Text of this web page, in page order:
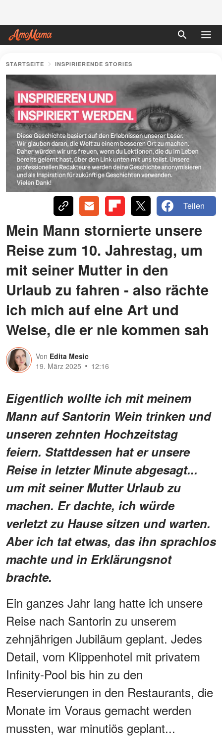
STARTSEITE INSPIRIERENDE STORIES
Teilen
Mein Mann stornierte unsere
Reise zum 10. Jahrestag, um
mit seiner Mutter in den
Urlaub zu fahren - also rächte
ich mich auf eine Art und
Weise, die er nie kommen sah
Von Edita Mesic
19. März 2025
12:16
Eigentlich wollte ich mit meinem
Mann auf Santorin Wein trinken und
unseren zehnten Hochzeitstag
feiern. Stattdessen hat er unsere
Reise in letzter Minute abgesagt...
um mit seiner Mutter Urlaub zu
machen. Er dachte, ich würde
verletzt zu Hause sitzen und warten.
Aber ich tat etwas, das ihn sprachlos
machte und in Erklärungsnot
brachte.
Ein ganzes Jahr lang hatte ich unsere
Reise nach Santorin zu unserem
zehnjährigen Jubiläum geplant. Jedes
Detail, vom Klippenhotel mit privatem
Infinity-Pool bis hin zu den
Reservierungen in den Restaurants, die
Monate im Voraus gemacht werden
mussten, war minutiös geplant...